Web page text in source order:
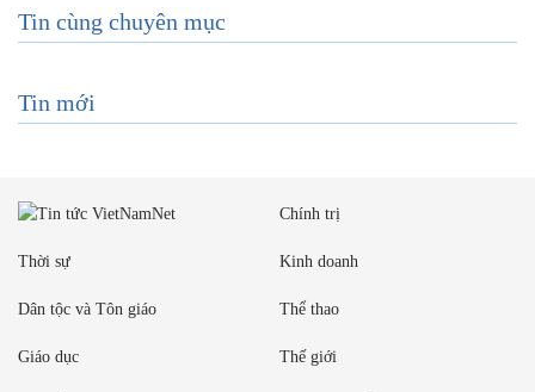
Tin cùng chuyên mục
Tin mới
Chính trị
Thời sự Kinh doanh
Dân tộc và Tôn giáo Thể thao
Giáo dục Thế giới